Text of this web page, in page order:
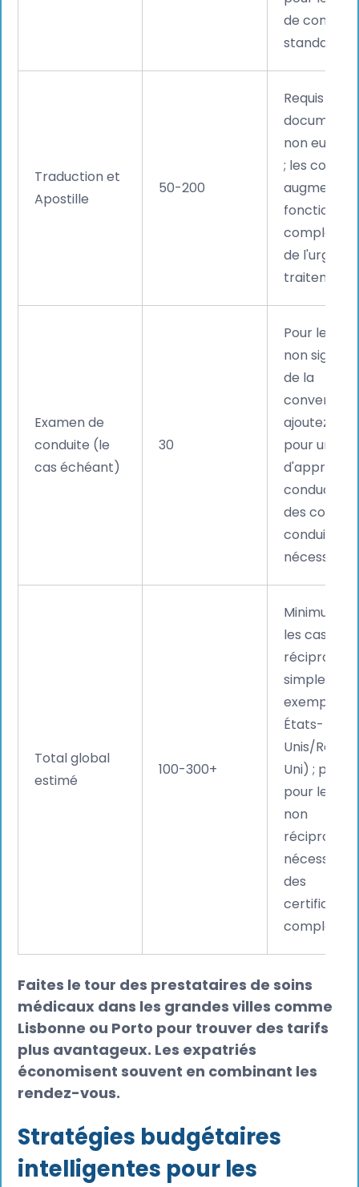
de conduire
standard.
Traduction et
Apostille
50-200
Requis
documents
non
; les coûts
fonction de
complexité
de
traitement.
Examen de
conduite (le
cas échéant)
30
Pour les
non
de la
convention,
ajoutez 15 €
pour un
d'apprenti
conducteur
des cours
conduite
Total global
estimé
100-300+
Minimum
les cas
simples
exemple,
États-
Unis/
Uni) ; plus
pour les
non
nécessitant
des
complètes.
Faites le tour des prestataires de soins
médicaux dans les grandes villes comme
Lisbonne ou Porto pour trouver des tarifs
plus avantageux. Les expatriés
économisent souvent en combinant les
rendez-vous.
Stratégies budgétaires
intelligentes pour les